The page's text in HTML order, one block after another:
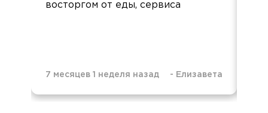
восторгом от еды, сервиса
7 месяцев 1 неделя назад - Елизавета